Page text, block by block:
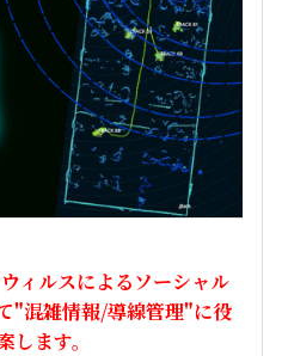
ィルスによるソーシャル
"混雑情報/導線管理"に役
ます。